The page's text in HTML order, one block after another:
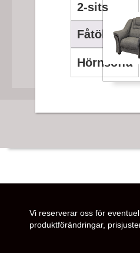
Hörnsoffa
2-sits
Fåtölj
Vi reserverar oss för
produktförändringar,